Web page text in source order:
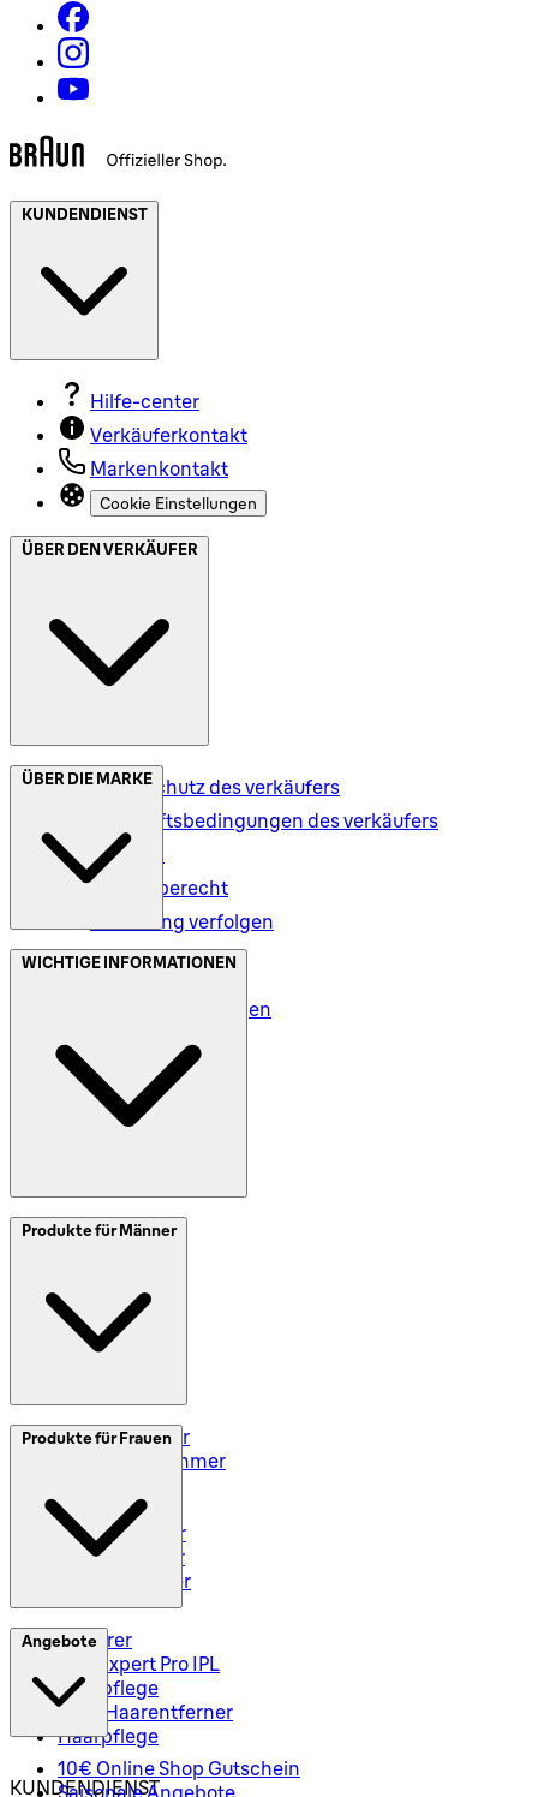
KUNDENDIENST
Hilfe-center
Verkäuferkontakt
Markenkontakt
Cookie Einstellungen
ÜBER DEN VERKÄUFER
Datenschutz des verkäufers
Geschäftsbedingungen des verkäufers
Versand
Rückgaberecht
Bestellung verfolgen
ÜBER DIE MARKE
Datenschutz (DE)
Geschäftsbedingungen
Meine Daten (AT)
WICHTIGE INFORMATIONEN
SplitIt
Produkte für Männer
Elektrorasierer
Styler und Trimmer
Rasiersets
Rasierzubehör
Body Groomer
Haarschneider
Produkte für Frauen
Epilierer
Silk-Expert Pro IPL
Hautpflege
Mini-Haarentferner
Haarpflege
Angebote
10€ Online Shop Gutschein
Saisonale Angebote
KUNDENDIENST